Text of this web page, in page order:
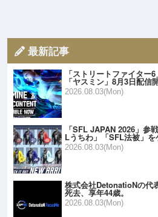
最新記事
「ストリートファイター
「ヤスミン」8月3日配
2026.08.03(Mon)
「SFL JAPAN 2026」参
Lうちわ」「SFL法被」
2026.08.03(Mon)
株式会社DetonatioNの代
死去、享年44歳。
2026.08.03(Mon)